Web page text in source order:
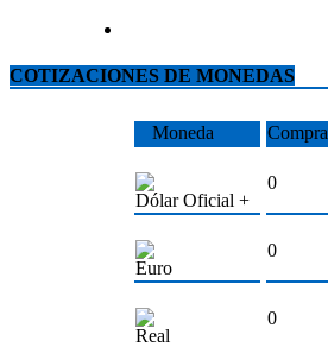
COTIZACIONES DE MONEDAS
Moneda Compra
Dólar Oficial +
0
Euro
0
Real
0